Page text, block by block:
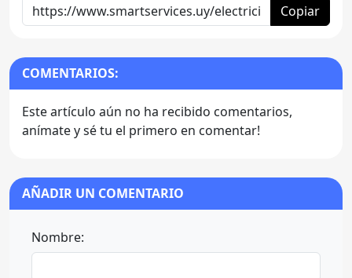
Copiar
COMENTARIOS:
Este artículo aún no ha recibido comentarios,
anímate y sé tu el primero en comentar!
AÑADIR UN COMENTARIO
Nombre: